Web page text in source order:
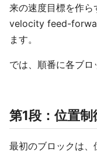
来の速度目標を作
velocity feed-
ます。
では、順番に各ブロ
第1段：位置制
最初のブロックは、